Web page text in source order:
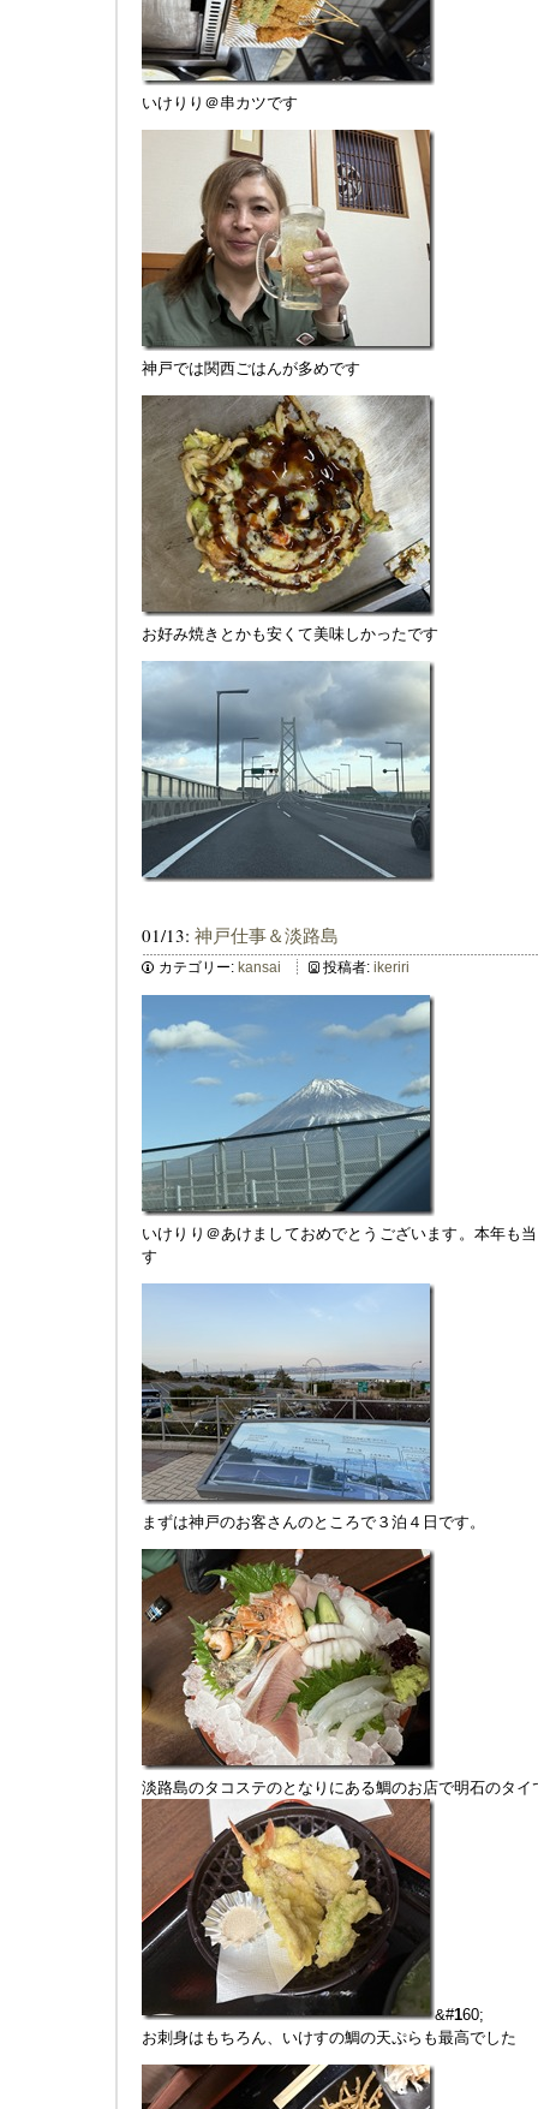
いけりり＠串カツです
神戸では関西ごはんが多めです
お好み焼きとかも安くて美味しかったです
01/13: 神戸仕事＆淡路島
カテゴリー: kansai 投稿者: ikeriri
いけりり＠あけましておめでとうございます。本年も
す
まずは神戸のお客さんのところで３泊４日です。
淡路島のタコステのとなりにある鯛のお店で明石のタイ
&#160;
お刺身はもちろん、いけすの鯛の天ぷらも最高でした